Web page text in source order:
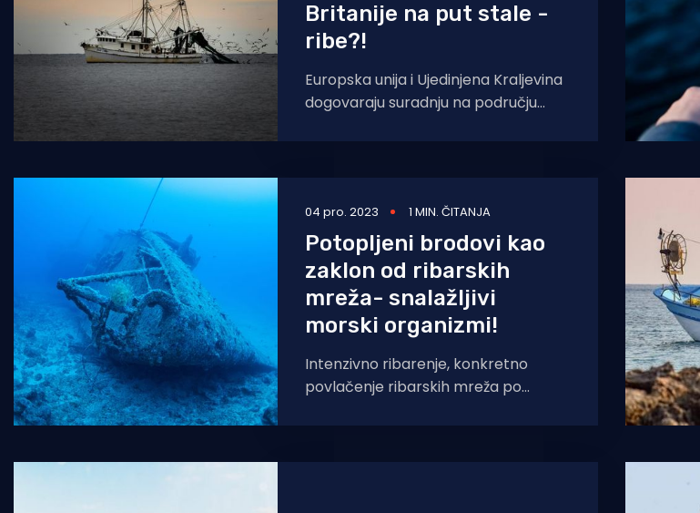
Britanije na put stale -
ribe?!
Europska unija i Ujedinjena Kraljevina
dogovaraju suradnju na području
agresije na Ukrajinu i povlačenja
04 pro. 2023 1 MIN. ČITANJA
Potopljeni brodovi kao
zaklon od ribarskih
mreža- snalažljivi
morski organizmi!
Intenzivno ribarenje, konkretno
povlačenje ribarskih mreža po
destrukcije živog svijeta, pa se taj isti